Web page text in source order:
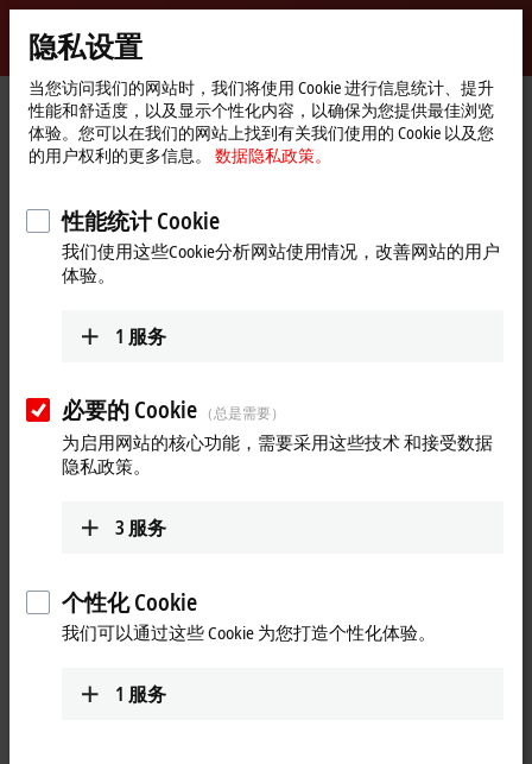
Beckhoff
-
自
动
化
技
术
Start
page
公司简介
最新资讯
可直接连接 GNSS 的卫星时钟同步模块与集成陀螺仪的 IP67 级端子
Play
2023年11月15日
可直接连接 GNSS 的卫星时钟同步
模块与集成陀螺仪的 IP67 级端子
种类繁多的倍福 I/O 系列包含适用于所有应用领域和环境条件
的产品。欢迎观看视频，了解包括 EL6689 EtherCAT 端子模块在
内的新产品系列。此款分布式时钟同步端子模块可直接连接全
端子盒 EP3751-0260。
更多关于此视频的信息
隐私设置
当您访问我们的网站时，我们将使用 Cookie 进行信息统计、提升
性能和舒适度，以及显示个性化内容，以确保为您提供最佳浏览
体验。您可以在我们的网站上找到有关我们使用的 Cookie 以及您
的用户权利的更多信息。
数据隐私政策。
性能统计 Cookie
我们使用这些Cookie分析网站使用情况，改善网站的用户
体验。
1 服务
必要的 Cookie （总是需要）
为启用网站的核心功能，需要采用这些技术 和接受数据
隐私政策。
3 服务
个性化 Cookie
我们可以通过这些 Cookie 为您打造个性化体验。
1 服务